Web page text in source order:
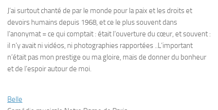
J’ai surtout chanté de par le monde pour la paix et les droits et
devoirs humains depuis 1968, et ce le plus souvent dans
l’anonymat = ce qui comptait : était l’ouverture du cœur, et souvent :
il n’y avait ni vidéos, ni photographies rapportées ..L’important
n’était pas mon prestige ou ma gloire, mais de donner du bonheur
et de l’espoir autour de moi.
Belle